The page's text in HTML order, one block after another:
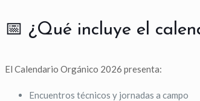
📅 ¿Qué incluye el
El Calendario Orgánico 2026 presenta:
Encuentros técnicos y jornadas a campo